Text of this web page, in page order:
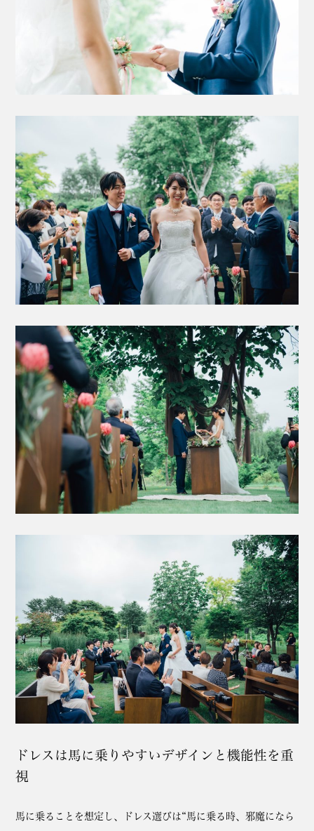
ドレスは馬に乗りやすいデザインと機能性を重
視
馬に乗ることを想定し、ドレス選びは“馬に乗る時、邪魔になら